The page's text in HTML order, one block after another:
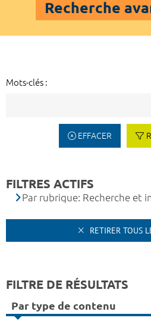
Recherche
Mots-clés :
EFFACER
FILTRES ACTIFS
Par rubrique: Recherche et
RETIRER TOUS
FILTRE DE RÉSULTATS
Par type de contenu